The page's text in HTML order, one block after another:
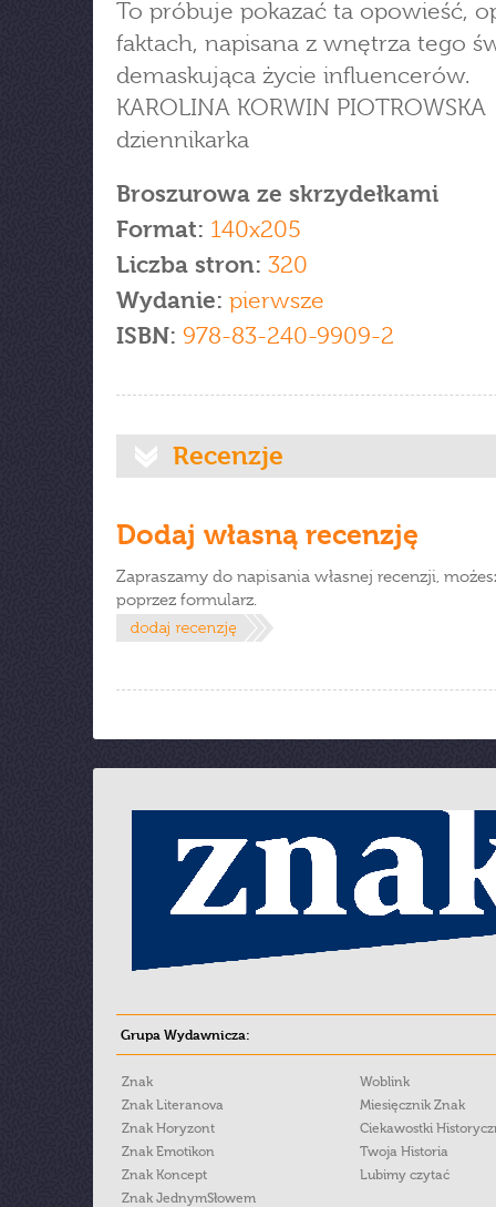
To próbuje pokazać ta opowieść,
faktach, napisana z wnętrza tego
demaskująca życie influencerów.
KAROLINA KORWIN PIOTROWSKA
dziennikarka
Broszurowa ze skrzydełkami
Format: 140x205
Liczba stron: 320
Wydanie: pierwsze
ISBN: 978-83-240-9909-2
Recenzje
Dodaj własną recenzję
Zapraszamy do napisania własnej recenzji,
poprzez formularz.
Grupa Wydawnicza:
Znak
Znak Literanova
Znak Horyzont
Znak Emotikon
Znak Koncept
Znak JednymSłowem
Woblink
Miesięcznik Znak
Ciekawostki
Twoja Historia
Lubimy czytać